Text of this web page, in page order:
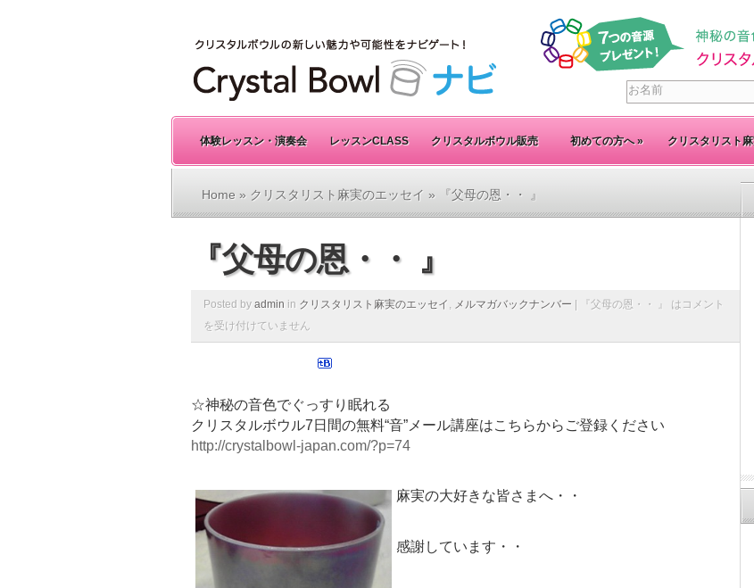
体験レッスン・演奏会 レッスンCLASS クリスタルボウル販売 初めての方へ» クリスタリスト
Home » クリスタリスト麻実のエッセイ » 『父母の恩・・ 』
『父母の恩・・ 』
Posted by admin in クリスタリスト麻実のエッセイ , メルマガバックナンバー 『父母の恩・・ 』 は コメント
を受け付けていません
☆神秘の音色でぐっすり眠れる
クリスタルボウル7日間の無料“音”メール講座はこちらからご登録ください
http://crystalbowl-japan.com/?p=74
麻実の大好きな皆さまへ・・
感謝しています・・